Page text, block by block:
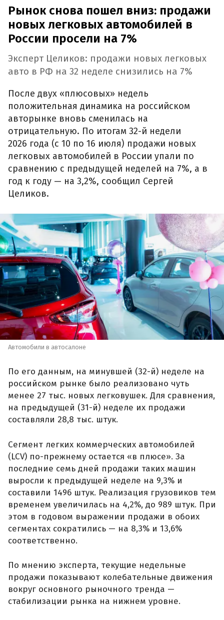
Рынок снова пошел вниз: продажи
новых легковых автомобилей в
России просели на 7%
Эксперт Целиков: продажи новых легковых
авто в РФ на 32 неделе снизились на 7%
После двух «плюсовых» недель
положительная динамика на российском
авторынке вновь сменилась на
отрицательную. По итогам 32-й недели
2026 года (с 10 по 16 июля) продажи новых
легковых автомобилей в России упали по
сравнению с предыдущей неделей на 7%, а в
год к году — на 3,2%, сообщил Сергей
Целиков.
Автомобили в автосалоне
По его данным, на минувшей (32-й) неделе на
российском рынке было реализовано чуть
менее 27 тыс. новых легковушек. Для сравнения,
на предыдущей (31-й) неделе их продажи
составляли 28,8 тыс. штук.
Сегмент легких коммерческих автомобилей
(LCV) по-прежнему остается «в плюсе». За
последние семь дней продажи таких машин
выросли к предыдущей неделе на 9,3% и
составили 1496 штук. Реализация грузовиков тем
временем увеличилась на 4,2%, до 989 штук. При
этом в годовом выражении продажи в обоих
сегментах сократились — на 8,3% и 13,6%
соответственно.
По мнению эксперта, текущие недельные
продажи показывают колебательные движения
вокруг основного рыночного тренда —
стабилизации рынка на нижнем уровне.